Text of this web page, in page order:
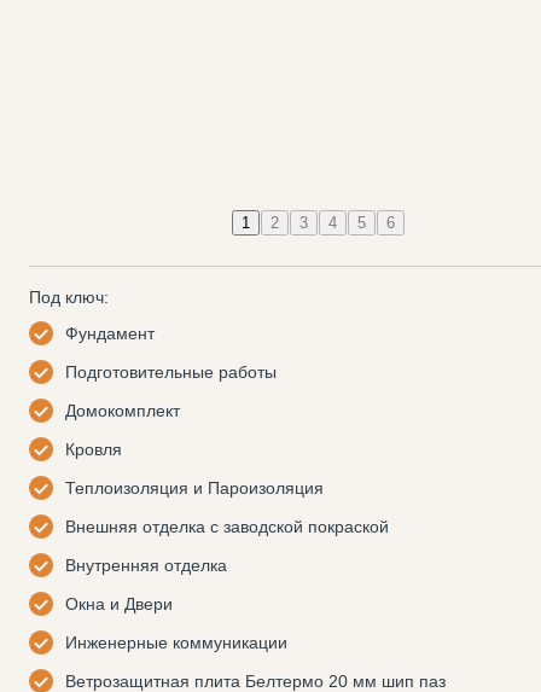
1 2 3 4 5 6
Под ключ:
Фундамент
Подготовительные работы
Домокомплект
Кровля
Теплоизоляция и Пароизоляция
Внешняя отделка с заводской покраской
Внутренняя отделка
Окна и Двери
Инженерные коммуникации
Ветрозащитная плита Белтермо 20 мм шип паз